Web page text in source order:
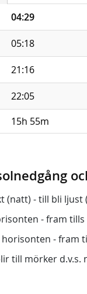
04:29
05:18
21:16
22:05
15h 55m
(natt) - till bli ljust
- fram
- fram
till mörker d.v.s.